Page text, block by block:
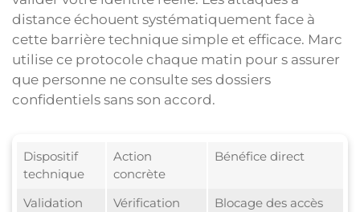
distance échouent systématiquement face à
cette barrière technique simple et efficace. Marc
utilise ce protocole chaque matin pour s assurer
que personne ne consulte ses dossiers
confidentiels sans son accord.
Dispositif
technique
Action
concrète
Bénéfice direct
Validation
Vérification
Blocage des accès